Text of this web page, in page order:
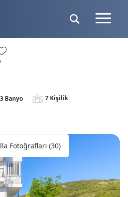
3 Banyo 7 Kişilik
Fotoğrafları (30)